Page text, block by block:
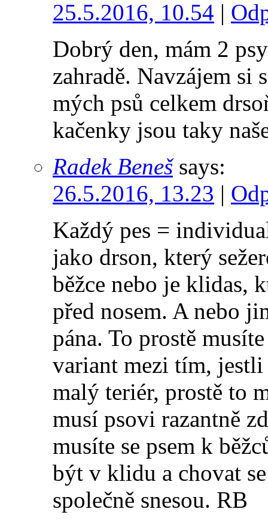
25.5.2016, 10.54 |
Dobrý den, mám 2
zahradě. Navzájem si
mých psů celkem
kačenky jsou taky
Radek Beneš says:
26.5.2016, 13.23 |
Každý pes =
jako drson, který
běžce nebo je klidas,
před nosem. A nebo
pána. To prostě
variant mezi tím,
malý teriér, prostě to
musí psovi razantně
musíte se psem k
být v klidu a chovat
společně snesou. RB